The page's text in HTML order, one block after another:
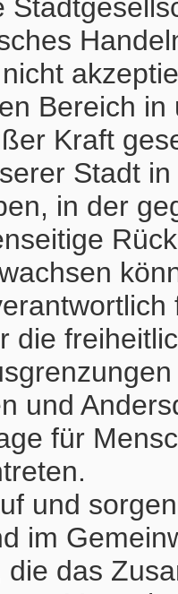
Bereich
Kraft
Stadt
in der
die
und
für
und
im
das